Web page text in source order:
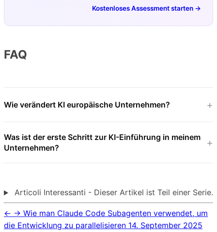
Kostenloses Assessment starten →
FAQ
Wie verändert KI europäische Unternehmen?
Was ist der erste Schritt zur KI-Einführung in meinem
Unternehmen?
Articoli Interessanti - Dieser Artikel ist Teil einer Serie.
← → Wie man Claude Code Subagenten verwendet, um
die Entwicklung zu parallelisieren 14. September 2025